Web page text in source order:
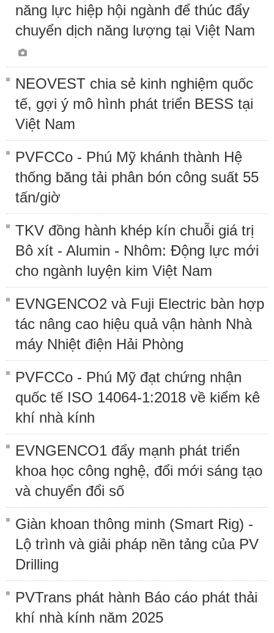
năng lực hiệp hội ngành để thúc đẩy
chuyển dịch năng lượng tại Việt Nam
NEOVEST chia sẻ kinh nghiệm quốc
tế, gợi ý mô hình phát triển BESS tại
Việt Nam
PVFCCo - Phú Mỹ khánh thành Hệ
thống băng tải phân bón công suất 55
tấn/giờ
TKV đồng hành khép kín chuỗi giá trị
Bô xít - Alumin - Nhôm: Động lực mới
cho ngành luyện kim Việt Nam
EVNGENCO2 và Fuji Electric bàn hợp
tác nâng cao hiệu quả vận hành Nhà
máy Nhiệt điện Hải Phòng
PVFCCo - Phú Mỹ đạt chứng nhận
quốc tế ISO 14064-1:2018 về kiểm kê
khí nhà kính
EVNGENCO1 đẩy mạnh phát triển
khoa học công nghệ, đổi mới sáng tạo
và chuyển đổi số
Giàn khoan thông minh (Smart Rig) -
Lộ trình và giải pháp nền tảng của PV
Drilling
PVTrans phát hành Báo cáo phát thải
khí nhà kính năm 2025